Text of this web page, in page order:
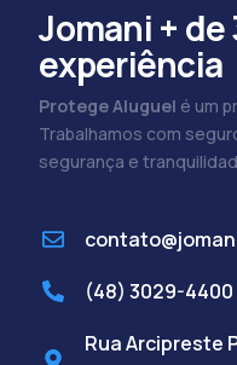
Jomani + de
experiência
Protege Aluguel é um
Trabalhamos com
segurança e
(48) 3029-4400
Rua Arcipreste